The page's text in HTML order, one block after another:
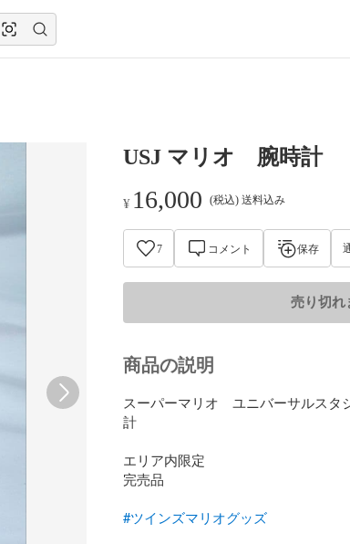
USJ マリオ 腕時計
¥ 16,000 (税込) 送料込み
7 コメント 保存
売り切れ
商品の説明
スーパーマリオ　ユニバーサルス
計
エリア内限定
完売品
#ツインズマリオグッズ